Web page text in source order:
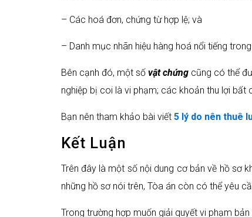
– Các hoá đơn, chứng từ hợp lệ; và
– Danh mục nhãn hiệu hàng hoá nổi tiếng
Bên cạnh đó, một số vật chứngcũng có thể
nghiệp bị coi là vi phạm; các khoản thu lợi bất
Bạn nên tham khảo bài viết 5 lý do nên thuê
Kết Luận
Trên đây là một số nội dung cơ bản về hồ sơ
những hồ sơ nói trên, Tòa án còn có thể yêu
Trong trường hợp muốn giải quyết vi phạm